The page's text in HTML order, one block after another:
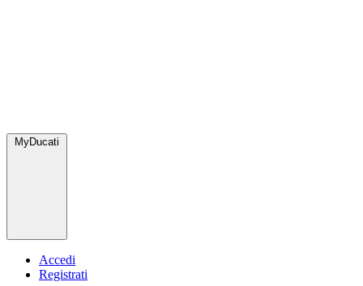
MyDucati
Accedi
Registrati